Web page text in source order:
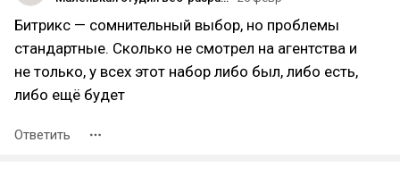
Битрикс — сомнительный выбор, но проблемы
стандартные. Сколько не смотрел на агентства и
не только, у всех этот набор либо был, либо есть,
либо ещё будет
Ответить